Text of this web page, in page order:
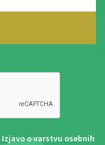
Izjavo o varstvu osebnih